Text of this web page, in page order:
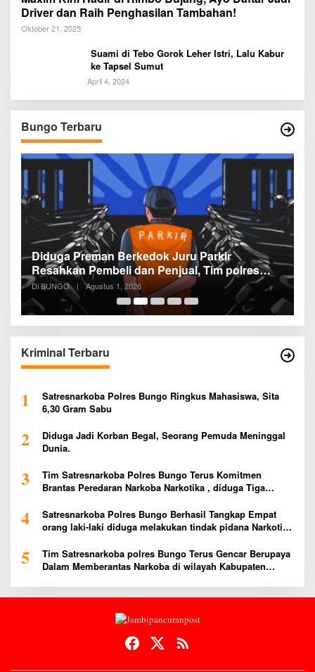
Driver dan Raih Penghasilan Tambahan!
Oktober 21, 2025
Suami di Tebo Gorok Leher Istri, Lalu Kabur
ke Tapsel Sumut
April 4, 2024
Bungo Terbaru
Diduga Preman Berkedok Juru Parkir
Resahkan Pembeli dan Penjual, Tim polres
Bungo dan Kapolsek Diminta Segera
Bertindak
Di BUNGO | Agustus 1, 2026
Kriminal Terbaru
1
Satresnarkoba Polres Bungo Ringkus Mahasiswa, Sita
6,30 Gram Sabu
2
Diduga Jadi Korban Begal, Seorang Pemuda Meninggal
Dunia.
3
Tim Satresnarkoba Polres Bungo Terus Komitmen
Brantas Peredaran Narkoba Narkotika , diduga Tiga
4
Satresnarkoba Polres Bungo Berhasil Tangkap Empat
orang laki-laki diduga melakukan tindak pidana Narkotika
5
Tim Satresnarkoba polres Bungo Terus Gencar Berupaya
Dalam Memberantas Narkoba di wilayah Kabupaten